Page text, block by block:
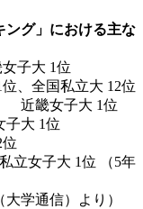
グ」における主な
子大 1位
、全国私立大 12位
近畿女子大 1位
子大 1位
立女子大 1位 （5年
学通信）より）